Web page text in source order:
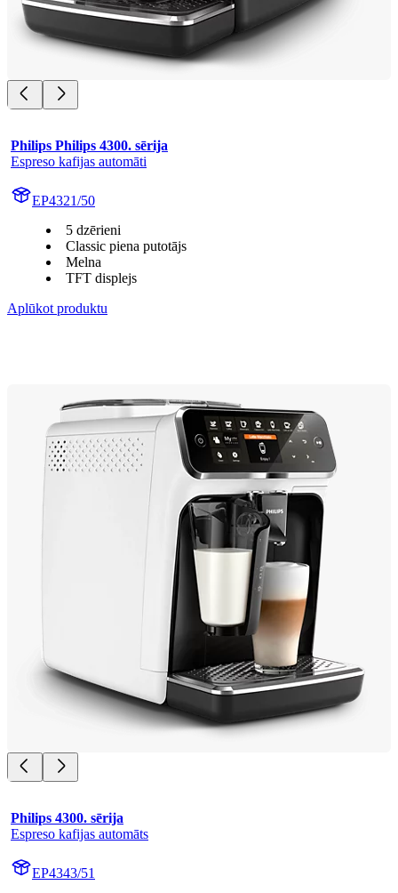
Philips Philips 4300. sērija
Espreso kafijas automāti
EP4321/50
5 dzērieni
Classic piena putotājs
Melna
TFT displejs
Aplūkot produktu
Philips 4300. sērija
Espreso kafijas automāts
EP4343/51